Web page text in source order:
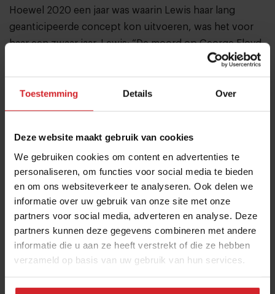
Toestemming Details Over
Deze website maakt gebruik van cookies
We gebruiken cookies om content en advertenties te
personaliseren, om functies voor social media te bieden
en om ons websiteverkeer te analyseren. Ook delen we
informatie over uw gebruik van onze site met onze
partners voor social media, adverteren en analyse. Deze
partners kunnen deze gegevens combineren met andere
informatie die u aan ze heeft verstrekt of die ze hebben
verzameld op basis van uw gebruik van hun services.
Hoewel 2020 een jaar was waarin Lewis haar lang
geanticipeerde concept kon uitvoeren, was het voor
haar een zwaar jaar. Lewis: “De moord op George Floyd
traumatiserend geweest. Niet alleen omdat die
gebeurtenis op zichzelf vreselijk was, maar ook omdat
nare persoonlijke ervaringen in één keer terug kwamen
posttraumatische stressstoornis. In eerste instantie
dacht ik dat ik de enige was die daar last van had. Maar
nadat ik met een aantal vrienden sprak en hun verhalen
hoorde, begreep ik dat veel mensen in de zwarte
gemeenschap hier last van hadden. Micro-agressies,
subtiele vooroordelen die je altijd wegwuifde, ze
kwamen allemaal naar boven. Het is vreselijk dat deze
gebeurtenis heeft moeten plaatsvinden om een
beweging op gang te brengen. Maar ik ben blij dat we